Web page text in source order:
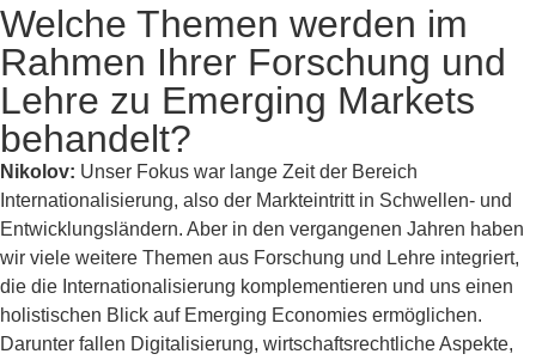
Welche Themen werden im
Rahmen Ihrer Forschung und
Lehre zu Emerging Markets
behandelt?
Nikolov: Unser Fokus war lange Zeit der Bereich
Internationalisierung, also der Markteintritt in Schwellen- und
Entwicklungsländern. Aber in den vergangenen Jahren haben
wir viele weitere Themen aus Forschung und Lehre integriert,
die die Internationalisierung komplementieren und uns einen
holistischen Blick auf Emerging Economies ermöglichen.
Darunter fallen Digitalisierung, wirtschaftsrechtliche Aspekte,